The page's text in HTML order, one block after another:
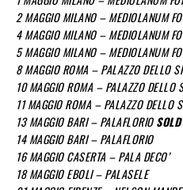
2 MAGGIO MILANO – MEDIOLANUM
4 MAGGIO MILANO – MEDIOLANUM
5 MAGGIO MILANO – MEDIOLANUM
8 MAGGIO ROMA – PALAZZO DELLO
10 MAGGIO ROMA – PALAZZO DELLO
11 MAGGIO ROMA – PALAZZO DELLO
13 MAGGIO BARI – PALAFLORIO
14 MAGGIO BARI – PALAFLORIO
16 MAGGIO CASERTA – PALA DECO’
18 MAGGIO EBOLI – PALASELE